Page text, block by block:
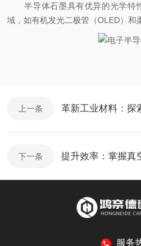
半导体石墨具有优异的光学特
域，如有机发光二极管（OLED）和
上一条
下一条
服务